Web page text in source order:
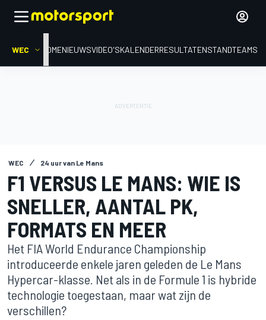
WEC HOMENIEUWSVIDEO'SKALENDERRESULTATENSTANDTEAMS
WEC 24 uur van Le Mans
F1 VERSUS LE MANS: WIE IS
SNELLER, AANTAL PK,
FORMATS EN MEER
Het FIA World Endurance Championship
introduceerde enkele jaren geleden de Le Mans
Hypercar-klasse. Net als in de Formule 1 is hybride
technologie toegestaan, maar wat zijn de
verschillen?